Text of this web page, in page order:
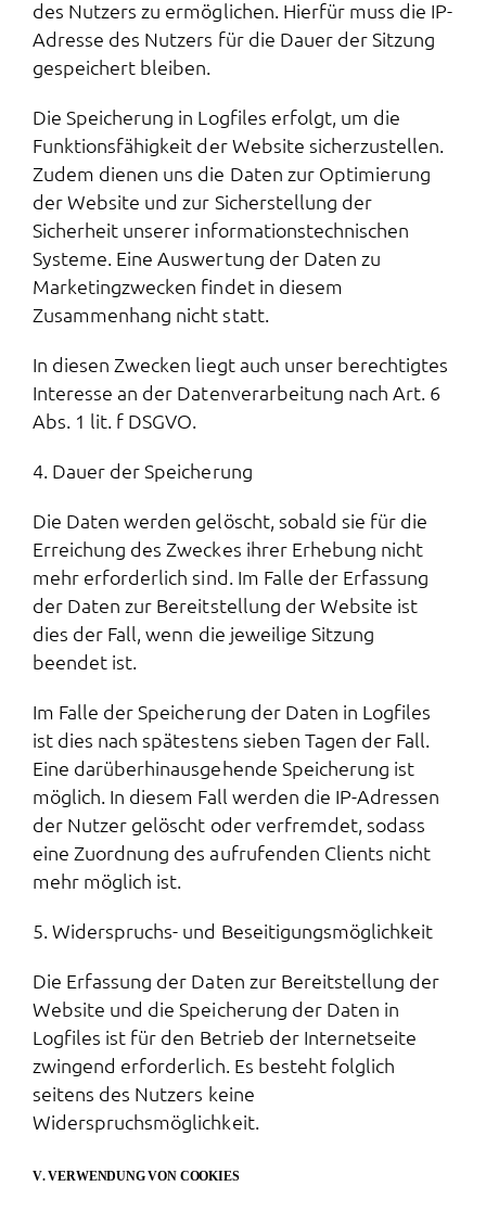
des Nutzers zu ermöglichen. Hierfür muss die IP-
Adresse des Nutzers für die Dauer der Sitzung
gespeichert bleiben.
Die Speicherung in Logfiles erfolgt, um die
Funktionsfähigkeit der Website sicherzustellen.
Zudem dienen uns die Daten zur Optimierung
der Website und zur Sicherstellung der
Sicherheit unserer informationstechnischen
Systeme. Eine Auswertung der Daten zu
Marketingzwecken findet in diesem
Zusammenhang nicht statt.
In diesen Zwecken liegt auch unser berechtigtes
Interesse an der Datenverarbeitung nach Art. 6
Abs. 1 lit. f DSGVO.
4. Dauer der Speicherung
Die Daten werden gelöscht, sobald sie für die
Erreichung des Zweckes ihrer Erhebung nicht
mehr erforderlich sind. Im Falle der Erfassung
der Daten zur Bereitstellung der Website ist
dies der Fall, wenn die jeweilige Sitzung
beendet ist.
Im Falle der Speicherung der Daten in Logfiles
ist dies nach spätestens sieben Tagen der Fall.
Eine darüberhinausgehende Speicherung ist
möglich. In diesem Fall werden die IP-Adressen
der Nutzer gelöscht oder verfremdet, sodass
eine Zuordnung des aufrufenden Clients nicht
mehr möglich ist.
5. Widerspruchs- und Beseitigungsmöglichkeit
Die Erfassung der Daten zur Bereitstellung der
Website und die Speicherung der Daten in
Logfiles ist für den Betrieb der Internetseite
zwingend erforderlich. Es besteht folglich
seitens des Nutzers keine
Widerspruchsmöglichkeit.
V. VERWENDUNG VON COOKIES